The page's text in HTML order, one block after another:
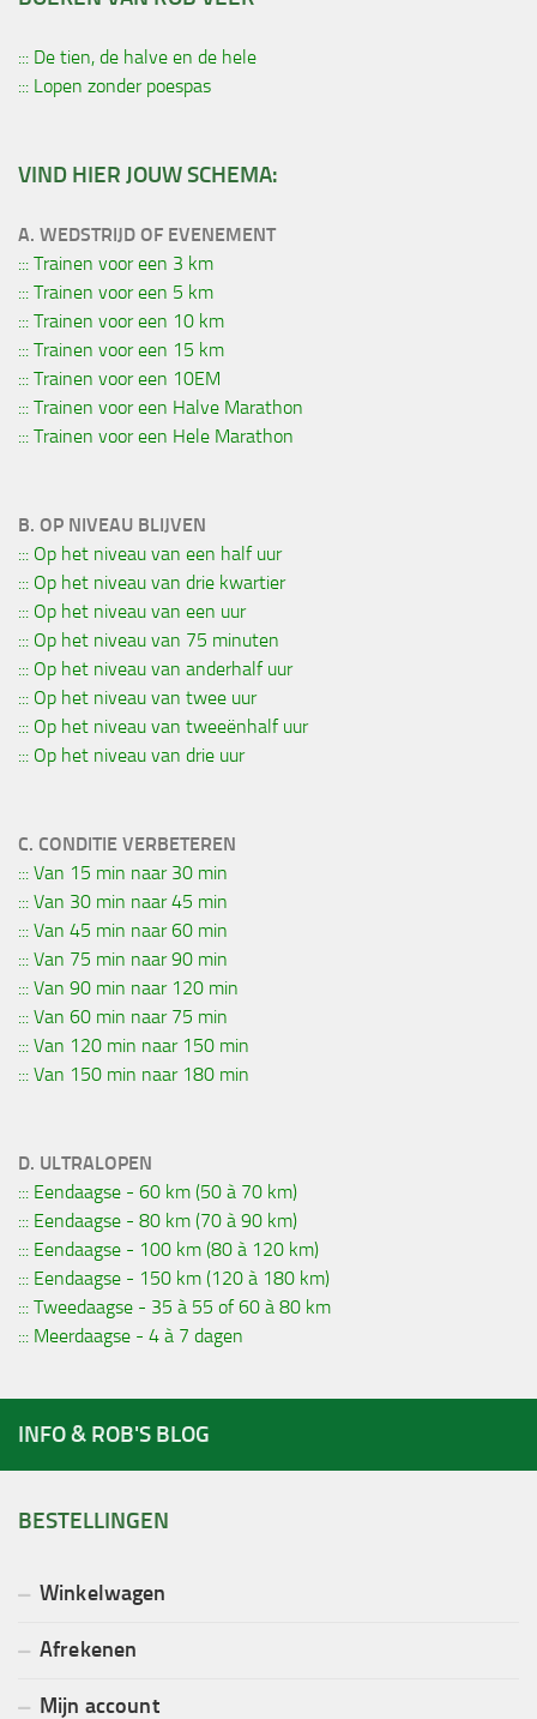
::: De tien, de halve en de hele
::: Lopen zonder poespas
VIND HIER JOUW SCHEMA:
A. WEDSTRIJD OF EVENEMENT
::: Trainen voor een 3 km
::: Trainen voor een 5 km
::: Trainen voor een 10 km
::: Trainen voor een 15 km
::: Trainen voor een 10EM
::: Trainen voor een Halve Marathon
::: Trainen voor een Hele Marathon
B. OP NIVEAU BLIJVEN
::: Op het niveau van een half uur
::: Op het niveau van drie kwartier
::: Op het niveau van een uur
::: Op het niveau van 75 minuten
::: Op het niveau van anderhalf uur
::: Op het niveau van twee uur
::: Op het niveau van tweeënhalf uur
::: Op het niveau van drie uur
C. CONDITIE VERBETEREN
::: Van 15 min naar 30 min
::: Van 30 min naar 45 min
::: Van 45 min naar 60 min
::: Van 75 min naar 90 min
::: Van 90 min naar 120 min
::: Van 60 min naar 75 min
::: Van 120 min naar 150 min
::: Van 150 min naar 180 min
D. ULTRALOPEN
::: Eendaagse - 60 km (50 à 70 km)
::: Eendaagse - 80 km (70 à 90 km)
::: Eendaagse - 100 km (80 à 120 km)
::: Eendaagse - 150 km (120 à 180 km)
::: Tweedaagse - 35 à 55 of 60 à 80 km
::: Meerdaagse - 4 à 7 dagen
INFO & ROB'S BLOG
BESTELLINGEN
Winkelwagen
Afrekenen
Mijn account